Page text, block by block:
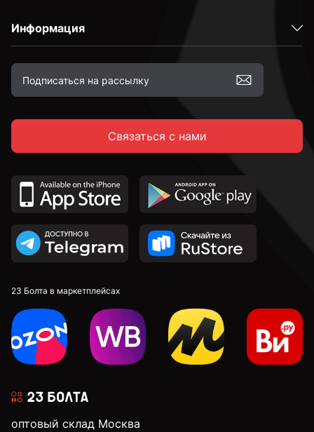
Информация
Связаться с нами
23 Болта в маркетплейсах
оптовый склад Москва